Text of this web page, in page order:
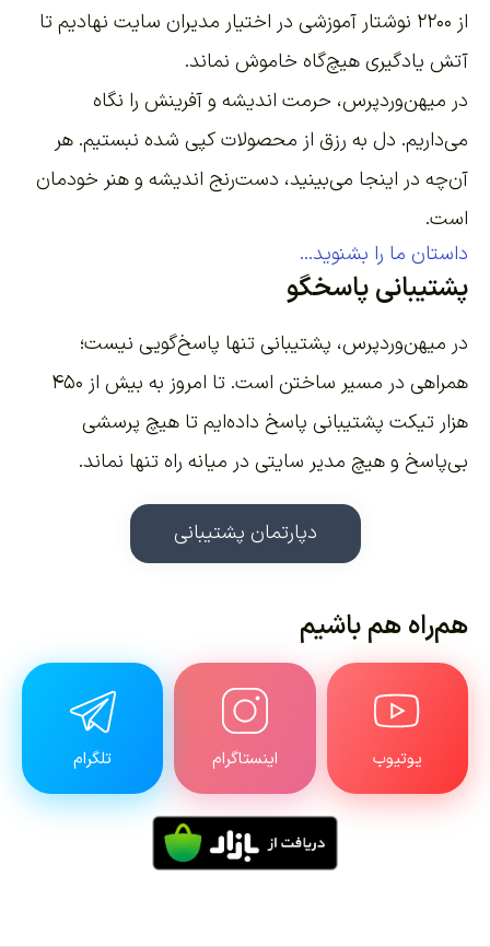
از ۲۲۰۰
نوشتار آموزشی در اختیار مدیران سایت نهادیم تا
آتش یادگیری هیچ‌گاه خاموش نماند.
در میهن‌وردپرس، حرمت اندیشه و آفرینش را نگاه
می‌داریم. دل به رزق از محصولات کپی شده نبستیم. هر
آن‌چه در اینجا می‌بینید، دست‌رنج اندیشه و هنر خودمان
است.
داستان ما را بشنوید...
پشتیبانی پاسخگو
در میهن‌وردپرس، پشتیبانی تنها پاسخ‌گویی نیست؛
همراهی در مسیر ساختن است. تا امروز به بیش از ۴۵۰
هزار تیکت پشتیبانی پاسخ داده‌ایم تا هیچ پرسشی
بی‌پاسخ و هیچ مدیر سایتی در میانه راه تنها نماند.
دپارتمان پشتیبانی
هم‌راه هم باشیم
یوتیوب اینستاگرام تلگرام